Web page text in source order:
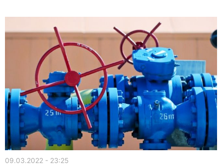
09.03.2022 - 23:25